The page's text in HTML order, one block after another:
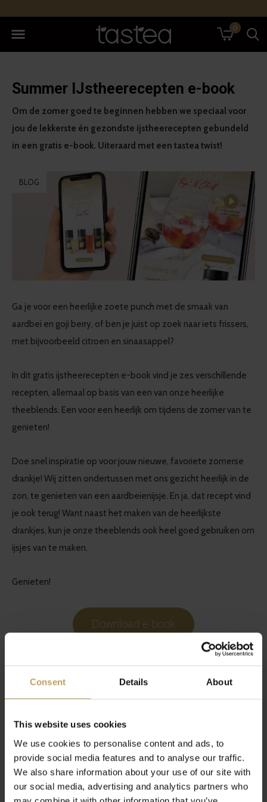
Consent Details About
This website uses cookies
We use cookies to personalise content and ads, to
provide social media features and to analyse our traffic.
We also share information about your use of our site with
our social media, advertising and analytics partners who
0
Summer IJstheerecepten e-book
Om de zomer goed te beginnen hebben we speciaal voor
jou de lekkerste én gezondste ijstheerecepten gebundeld
in een gratis e-book. Uiteraard met een tastea twist!
BLOG
Ga je voor een heerlijke zoete punch met de smaak van
aardbei en goji berry, of ben je juist op zoek naar iets frissers,
met bijvoorbeeld citroen en sinaasappel?
In dit gratis ijstheerecepten e-book vind je zes verschillende
recepten, allemaal op basis van een van onze heerlijke
theeblends. Een voor een heerlijk om tijdens de zomer van te
genieten!
Doe snel inspiratie op voor jouw nieuwe, favoriete zomerse
drankje! Wij zitten ondertussen met ons gezicht heerlijk in de
zon, te genieten van een aardbeienijsje. En ja, dat recept vind
je ook terug! Want naast het maken van de heerlijkste
drankjes, kun je onze theeblends ook heel goed gebruiken om
ijsjes van te maken.
Genieten!
Download e-book
Articles récents
Visitez notre blogue pour consulter les nouvelles et obtenir